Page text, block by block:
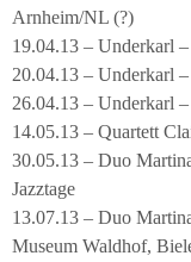
Arnheim/NL (?)
19.04.13 – Underkarl
20.04.13 – Underkarl
26.04.13 – Underkarl –
14.05.13 – Quartett
30.05.13 – Duo
Jazztage
13.07.13 – Duo
Museum Waldhof,